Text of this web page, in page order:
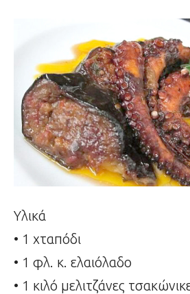
Υλικά
• 1 χταπόδι
• 1 φλ. κ. ελαιόλαδο
• 1 κιλό μελιτζάνες